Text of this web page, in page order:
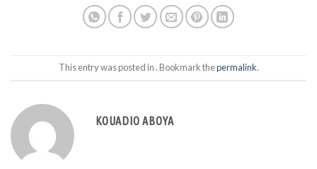
This entry was posted in . Bookmark thepermalink.
KOUADIO ABOYA